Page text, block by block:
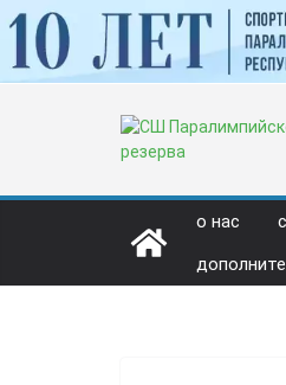
Перейти
содержимому
о нас